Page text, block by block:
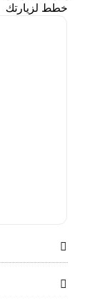
خطط لزيارتك

